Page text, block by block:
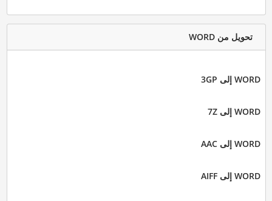
تحويل من WORD
WORD إلى 3GP
WORD إلى 7Z
WORD إلى AAC
WORD إلى AIFF